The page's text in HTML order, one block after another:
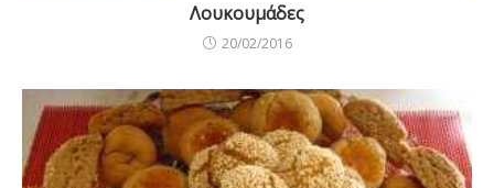
Λουκουμάδες
20/02/2016